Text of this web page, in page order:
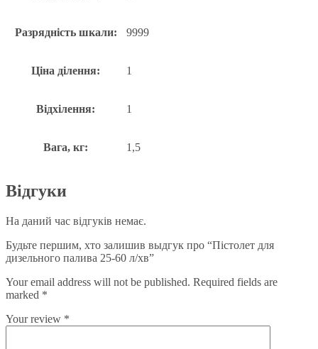
Разрядність шкали: 9999
Ціна ділення: 1
Відхілення: 1
Вага, кг: 1,5
Відгуки
На даний час відгуків немає.
Будьте першим, хто залишив выдгук про “Пістолет для
дизельного палива 25-60 л/хв”
Your email address will not be published. Required fields are
marked *
Your review *